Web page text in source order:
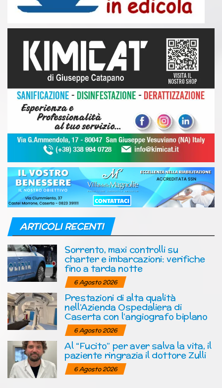
ARTICOLI RECENTI
Sorrento, maxi controlli su
charter e imbarcazioni: verifiche
fino a tarda notte
6 Agosto 2026
Prestazioni di alta qualità
nell’Azienda Ospedaliera di
Caserta con l’angiografo biplano
6 Agosto 2026
Al “Fucito” per aver salva la vita, il
paziente ringrazia il dottore Zulli
6 Agosto 2026